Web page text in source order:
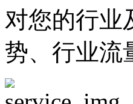
对您的行业
势、行业流